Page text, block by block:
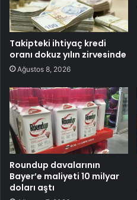
Takipteki ihtiyaç kredi
oranı dokuz yılın zirvesinde
Ağustos 8, 2026
Roundup davalarının
Bayer’e maliyeti 10 milyar
doları aştı